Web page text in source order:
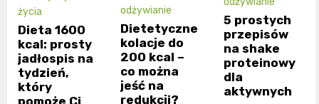
życia
Dieta 1600
kcal: prosty
jadłospis na
tydzień,
który
pomoże Ci
odżywianie
Dietetyczne
kolacje do
200 kcal –
co można
jeść na
redukcji?
5 prostych
przepisów
na shake
proteinowy
dla
aktywnych